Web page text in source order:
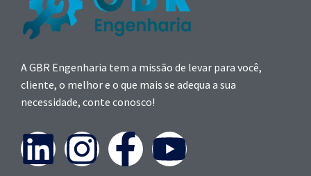
A GBR Engenharia tem a missão de levar para você,
cliente, o melhor e o que mais se adequa a sua
necessidade, conte conosco!